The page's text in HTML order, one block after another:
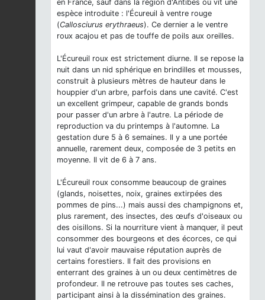
en France, sauf dans la région d'Antibes où vit une
espèce introduite : l'Écureuil à ventre rouge
(Callosciurus erythraeus). Ce dernier a le ventre
roux acajou et pas de touffe de poils aux oreilles.
L'Écureuil roux est strictement diurne. Il se repose la
nuit dans un nid sphérique en brindilles et mousses,
construit à plusieurs mètres de hauteur dans le
houppier d'un arbre, parfois dans une cavité. C'est
un excellent grimpeur, capable de grands bonds
pour passer d'un arbre à l'autre. La période de
reproduction va du printemps à l'automne. La
gestation dure 5 à 6 semaines. Il y a une portée
annuelle, rarement deux, composée de 3 petits en
moyenne. Il vit de 6 à 7 ans.
L'Écureuil roux consomme beaucoup de graines
(glands, noisettes, noix, graines extirpées des
pommes de pins...) mais aussi des champignons et,
plus rarement, des insectes, des œufs d'oiseaux ou
des oisillons. Si la nourriture vient à manquer, il peut
consommer des bourgeons et des écorces, ce qui
lui vaut d'avoir mauvaise réputation auprès de
certains forestiers. Il fait des provisions en
enterrant des graines à un ou deux centimètres de
profondeur. Il ne retrouve pas toutes ses caches,
participant ainsi à la dissémination des graines.